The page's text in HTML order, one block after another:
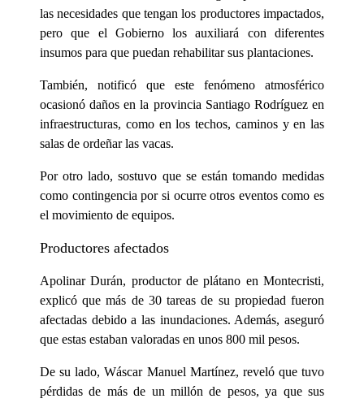
las necesidades que tengan los productores impactados,
pero que el Gobierno los auxiliará con diferentes
insumos para que puedan rehabilitar sus plantaciones.
También, notificó que este fenómeno atmosférico
ocasionó daños en la provincia Santiago Rodríguez en
infraestructuras, como en los techos, caminos y en las
salas de ordeñar las vacas.
Por otro lado, sostuvo que se están tomando medidas
como contingencia por si ocurre otros eventos como es
el movimiento de equipos.
Productores afectados
Apolinar Durán, productor de plátano en Montecristi,
explicó que más de 30 tareas de su propiedad fueron
afectadas debido a las inundaciones. Además, aseguró
que estas estaban valoradas en unos 800 mil pesos.
De su lado, Wáscar Manuel Martínez, reveló que tuvo
pérdidas de más de un millón de pesos, ya que sus